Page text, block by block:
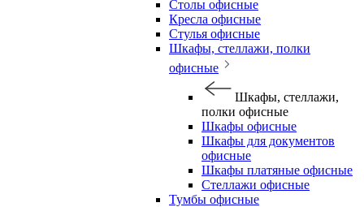
Столы офисные
Кресла офисные
Стулья офисные
Шкафы, стеллажи, полки
офисные
Шкафы, стеллажи,
полки офисные
Шкафы офисные
Шкафы для документов
офисные
Шкафы платяные офисные
Стеллажи офисные
Тумбы офисные